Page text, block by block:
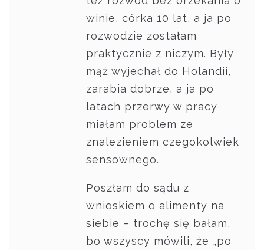
winie, córka 10 lat, a ja po
rozwodzie zostałam
praktycznie z niczym. Były
mąż wyjechał do Holandii,
zarabia dobrze, a ja po
latach przerwy w pracy
miałam problem ze
znalezieniem czegokolwiek
sensownego.
Poszłam do sądu z
wnioskiem o alimenty na
siebie – trochę się bałam,
bo wszyscy mówili, że „po